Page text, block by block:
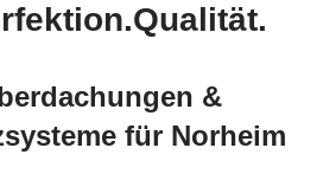
&
für Norheim